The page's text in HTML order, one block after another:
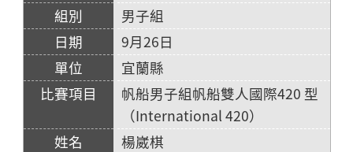
男子組
9月26日
宜蘭縣
帆船男子組帆船雙人國際420 型
（International 420）
楊崴棋